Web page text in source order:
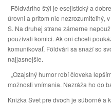
Földváriho štýl je esejistický a
úrovni a pritom nie nezrozumiteľný,
S. Na druhej strane zámerne
používali komici. Ak oni chceli
komunikovať, Földvári sa snaží so
najjasnejšie.
„Ozajstný humor robí človeka
možnosti vnímania. Nezráža ho do
Knižka Svet pre dvoch je súborné a